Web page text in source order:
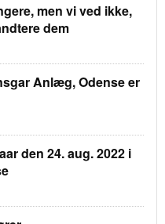
men vi ved ikke,
dem
Anlæg, Odense er
den 24. aug. 2022 i